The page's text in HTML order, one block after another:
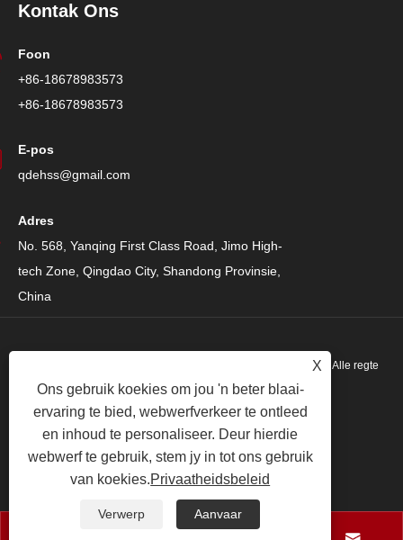
Kontak Ons
Foon
+86-18678983573
+86-18678983573
E-pos
qdehss@gmail.com
Adres
No. 568, Yanqing First Class Road, Jimo High-
tech Zone, Qingdao City, Shandong Provinsie,
China
Kopiereg © 2024 Qingdao Eihe Steel Structure Group Co., Ltd. Alle regte
voorbehou.
Links | Sitemap | RSS | XML | Privaatheidsbeleid
X
Ons gebruik koekies om jou 'n beter blaai-
ervaring te bied, webwerfverkeer te ontleed
en inhoud te personaliseer. Deur hierdie
webwerf te gebruik, stem jy in tot ons gebruik
van koekies.Privaatheidsbeleid
Verwerp Aanvaar